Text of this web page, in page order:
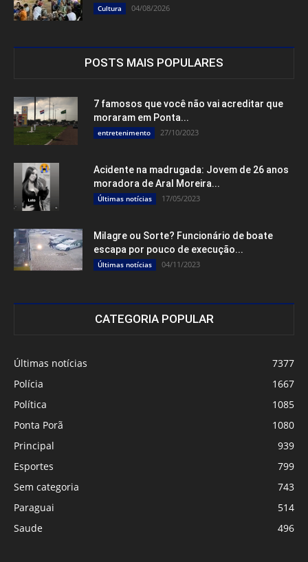
Cultura 04/08/2026
POSTS MAIS POPULARES
7 famosos que você não vai acreditar que
moraram em Ponta...
entretenimento 27/10/2023
Acidente na madrugada: Jovem de 26 anos
moradora de Aral Moreira...
Últimas notícias 17/05/2023
Milagre ou Sorte? Funcionário de boate
escapa por pouco de execução...
Últimas notícias 04/11/2023
CATEGORIA POPULAR
Últimas notícias
7377
Polícia
1667
Política
1085
Ponta Porã
1080
Principal
939
Esportes
799
Sem categoria
743
Paraguai
514
Saude
496